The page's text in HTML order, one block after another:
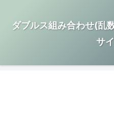
ダブルス組み合わせ(乱
サ